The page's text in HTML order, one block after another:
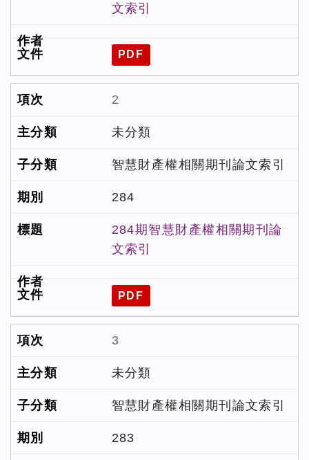
文索引
PDF
2
未分類
智慧財產權相關期刊論文索引
284
284期智慧財產權相關期刊論
文索引
PDF
3
未分類
智慧財產權相關期刊論文索引
283